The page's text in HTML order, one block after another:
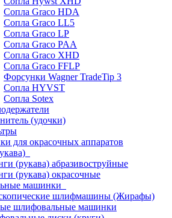
Сопла Graco HDA
Сопла Graco LL5
Сопла Graco LP
Сопла Graco PAA
Сопла Graco XHD
Сопла Graco FFLP
Форсунки Wagner TradeTip 3
Сопла HYVST
Сопла Sotex
(удочки)
для окрасочных аппаратов
(рукава) абразивоструйные
(рукава) окрасочные
машинки
шлифмашины (Жирафы)
шлифовальные машинки